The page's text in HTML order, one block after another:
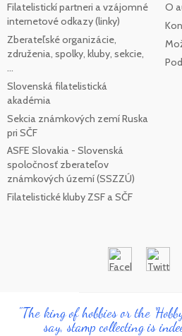
Filatelistickí partneri a vzájomné
internetové odkazy (linky)
Zberateľské organizácie,
združenia, spolky, kluby, sekcie,
...
Slovenská filatelistická
akadémia
Sekcia známkových zemí Ruska
pri SČF
ASFE Slovakia - Slovenská
spoločnosť zberateľov
známkových území (SSZZÚ)
Filatelistické kluby ZSF a SČF
O
"The king of hobbies or the
say, stamp collecting is